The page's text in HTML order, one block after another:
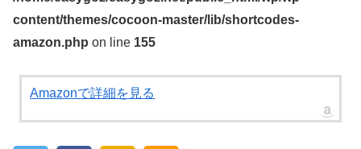
content/themes/cocoon-master/lib/shortcodes-
amazon.php on line 155
Amazonで詳細を見る